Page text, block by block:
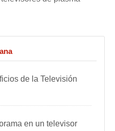
de la Televisión
en un televisor